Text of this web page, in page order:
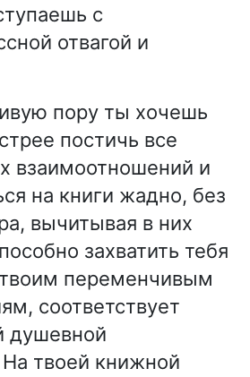
с
отвагой и
пору ты хочешь
постичь все
взаимоотношений и
на книги жадно, без
вычитывая в них
захватить тебя
твоим переменчивым
соответствует
душевной
твоей книжной